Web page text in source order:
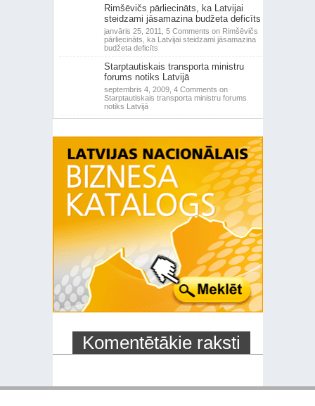
Rimšēvičs pārliecināts, ka Latvijai
steidzami jāsamazina budžeta deficīts
janvāris 25, 2011, 5 Comments on Rimšēvičs
pārliecināts, ka Latvijai steidzami jāsamazina
budžeta deficīts
Starptautiskais transporta ministru
forums notiks Latvijā
septembris 4, 2009, 4 Comments on
Starptautiskais transporta ministru forums
notiks Latvijā
Komentētākie raksti